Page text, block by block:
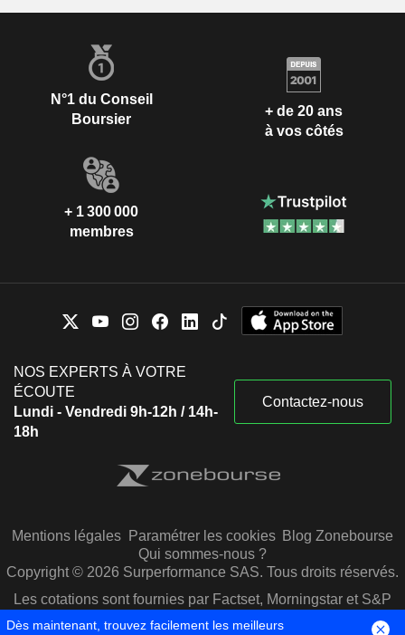
N°1 du Conseil
Boursier
+ de 20 ans
à vos côtés
+ 1 300 000
membres
NOS EXPERTS À VOTRE
ÉCOUTE
Lundi - Vendredi 9h-12h / 14h-
18h
Contactez-nous
Mentions légales Paramétrer les cookies Blog Zonebourse
Qui sommes-nous ?
Copyright © 2026 Surperformance SAS. Tous droits réservés.
Les cotations sont fournies par Factset, Morningstar et S&P
Capital IQ
Dès maintenant, trouvez facilement les meilleurs